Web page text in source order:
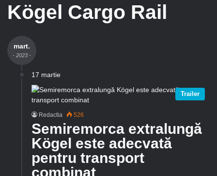
Kögel Cargo Rail
mart.
- 2023 -
17 martie
Trailer
Redactia 526
Semiremorca extralungă
Kögel este adecvată
pentru transport
combinat